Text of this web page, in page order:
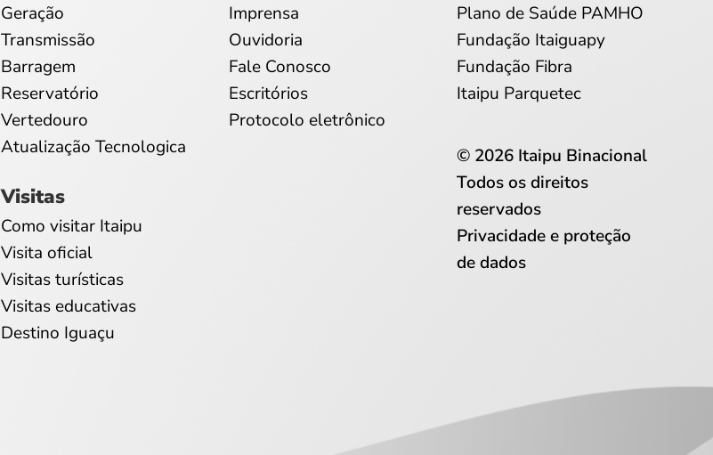
Geração
Transmissão
Barragem
Reservatório
Vertedouro
Atualização Tecnologica
Visitas
Como visitar Itaipu
Visita oficial
Visitas turísticas
Visitas educativas
Destino Iguaçu
Imprensa
Ouvidoria
Fale Conosco
Escritórios
Protocolo eletrônico
Plano de Saúde PAMHO
Fundação Itaiguapy
Fundação Fibra
Itaipu Parquetec
© 2026 Itaipu Binacional
Todos os direitos
reservados
Privacidade e proteção
de dados